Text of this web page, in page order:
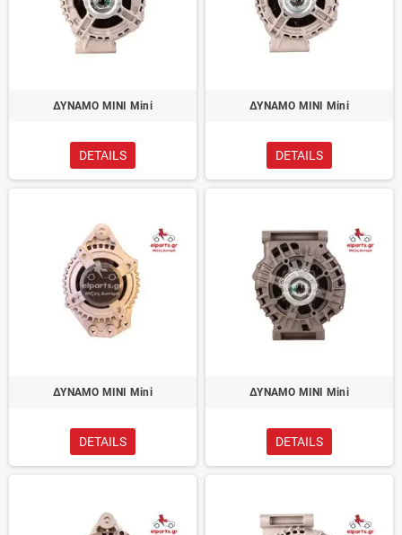
ΔΥΝΑΜΟ MINI Mini
DETAILS
ΔΥΝΑΜΟ MINI Mini
DETAILS
ΔΥΝΑΜΟ MINI Mini
DETAILS
ΔΥΝΑΜΟ MINI Mini
DETAILS